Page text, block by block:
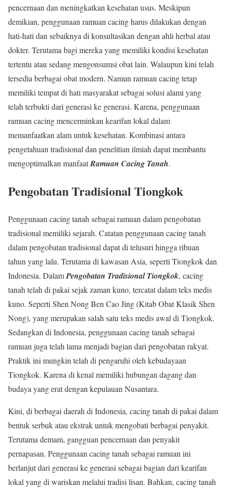
pencernaan dan meningkatkan kesehatan usus. Meskipun
demikian, penggunaan ramuan cacing harus dilakukan dengan
hati-hati dan sebaiknya di konsultasikan dengan ahli herbal atau
dokter. Terutama bagi mereka yang memiliki kondisi kesehatan
tertentu atau sedang mengonsumsi obat lain. Walaupun kini telah
tersedia berbagai obat modern. Namun ramuan cacing tetap
memiliki tempat di hati masyarakat sebagai solusi alami yang
telah terbukti dari generasi ke generasi. Karena, penggunaan
ramuan cacing mencerminkan kearifan lokal dalam
memanfaatkan alam untuk kesehatan. Kombinasi antara
pengetahuan tradisional dan penelitian ilmiah dapat membantu
mengoptimalkan manfaatRamuan Cacing Tanah.
Pengobatan Tradisional Tiongkok
Penggunaan cacing tanah sebagai ramuan dalam pengobatan
tradisional memiliki sejarah. Catatan penggunaan cacing tanah
dalam pengobatan tradisional dapat di telusuri hingga ribuan
tahun yang lalu. Terutama di kawasan Asia, seperti Tiongkok dan
Indonesia. DalamPengobatan Tradisional Tiongkok, cacing
tanah telah di pakai sejak zaman kuno, tercatat dalam teks medis
kuno. Seperti Shen Nong Ben Cao Jing (Kitab Obat Klasik Shen
Nong), yang merupakan salah satu teks medis awal di Tiongkok.
Sedangkan di Indonesia, penggunaan cacing tanah sebagai
ramuan juga telah lama menjadi bagian dari pengobatan rakyat.
Praktik ini mungkin telah di pengaruhi oleh kebudayaan
Tiongkok. Karena di kenal memiliki hubungan dagang dan
budaya yang erat dengan kepulauan Nusantara.
Kini, di berbagai daerah di Indonesia, cacing tanah di pakai dalam
bentuk serbuk atau ekstrak untuk mengobati berbagai penyakit.
Terutama demam, gangguan pencernaan dan penyakit
pernapasan. Penggunaan cacing tanah sebagai ramuan ini
berlanjut dari generasi ke generasi sebagai bagian dari kearifan
lokal yang di wariskan melalui tradisi lisan. Bahkan, cacing tanah